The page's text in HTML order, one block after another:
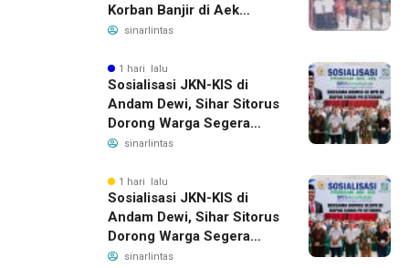
Korban Banjir di Aek
Horsik
sinarlintas
1 hari lalu
Sosialisasi JKN-KIS di
Andam Dewi, Sihar Sitorus
Dorong Warga Segera
Daftar BPJS Kesehatan
sinarlintas
1 hari lalu
Sosialisasi JKN-KIS di
Andam Dewi, Sihar Sitorus
Dorong Warga Segera
Daftar BPJS Kesehatan
sinarlintas